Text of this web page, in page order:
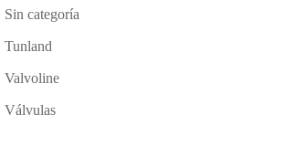
Sin categoría
Tunland
Valvoline
Válvulas